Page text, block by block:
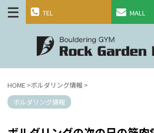
TEL MALL
HOME >ボルダリング情報 >
ボルダリング情報